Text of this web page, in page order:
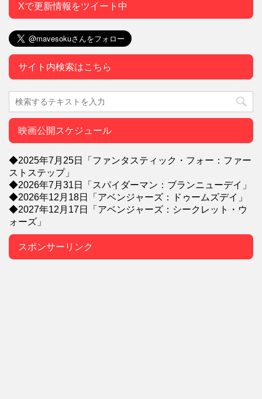
Xで更新情報をツイート中
サイト内検索はこちら
映画公開スケジュール
◆2025年7月25日「ファンタスティック・フォー：ファー
ストステップ」
◆2026年7月31日「スパイダーマン：ブランニューデイ」
◆2026年12月18日「アベンジャーズ：ドゥームズデイ」
◆2027年12月17日「アベンジャーズ：シークレット・ウ
ォーズ」
スポンサーリンク